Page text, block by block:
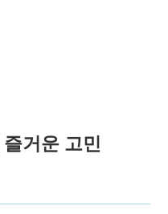
즐거운 고민